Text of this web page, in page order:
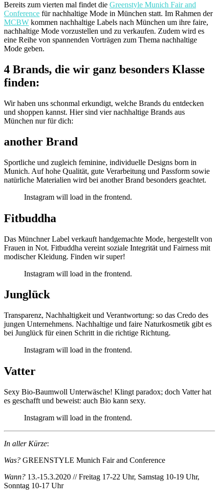
Bereits zum vierten mal findet die Greenstyle Munich Fair and
Conference für nachhaltige Mode in München statt. Im Rahmen der
MCBW kommen nachhaltige Labels nach München um ihre faire,
nachhaltige Mode vorzustellen und zu verkaufen. Zudem wird es
eine Reihe von spannenden Vorträgen zum Thema nachhaltige
Mode geben.
4 Brands, die wir ganz besonders Klasse
finden:
Wir haben uns schonmal erkundigt, welche Brands du entdecken
und shoppen kannst. Hier sind vier nachhaltige Brands aus
München nur für dich:
another Brand
Sportliche und zugleich feminine, individuelle Designs born in
Munich. Auf hohe Qualität, gute Verarbeitung und Passform sowie
natürliche Materialien wird bei another Brand besonders geachtet.
Instagram will load in the frontend.
Fitbuddha
Das Münchner Label verkauft handgemachte Mode, hergestellt von
Frauen in Not. Fitbuddha vereint soziale Integrität und Fairness mit
modischer Kleidung. Finden wir super!
Instagram will load in the frontend.
Junglück
Transparenz, Nachhaltigkeit und Verantwortung: so das Credo des
jungen Unternehmens. Nachhaltige und faire Naturkosmetik gibt es
bei Junglück für einen Schritt in die richtige Richtung.
Instagram will load in the frontend.
Vatter
Sexy Bio-Baumwoll Unterwäsche! Klingt paradox; doch Vatter hat
es geschafft und beweist: auch Bio kann sexy.
Instagram will load in the frontend.
In aller Kürze:
Was? GREENSTYLE Munich Fair and Conference
Wann? 13.-15.3.2020 // Freitag 17-22 Uhr, Samstag 10-19 Uhr,
Sonntag 10-17 Uhr